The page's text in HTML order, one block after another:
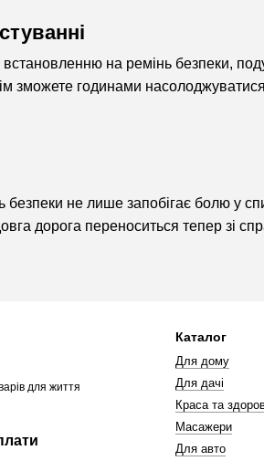
встановленню на ремінь безпеки,
зможете годинами
не лише запобігає болю у
дорога переноситься тепер зі
для життя
Каталог
Для дому
Для дачі
Краса та
Масажери
Для авто